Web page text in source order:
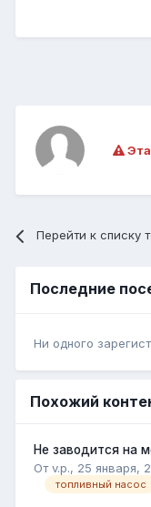
Перейти к списку
Последние
Ни одного
Похожий
Не заводится на
От v.p., 25 января,
топливный насос